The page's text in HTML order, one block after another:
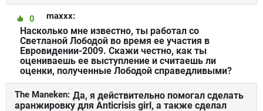
maxxx:
0
Насколько мне известно, ты работал со
Светланой Лободой во время ее участия в
Евровидении-2009. Скажи честно, как ты
оцениваешь ее выступление и считаешь ли
оценки, полученные Лободой справедливыми?
The Maneken: Да, я действительно помогал сделать
аранжировку для Anticrisis girl, а также сделал